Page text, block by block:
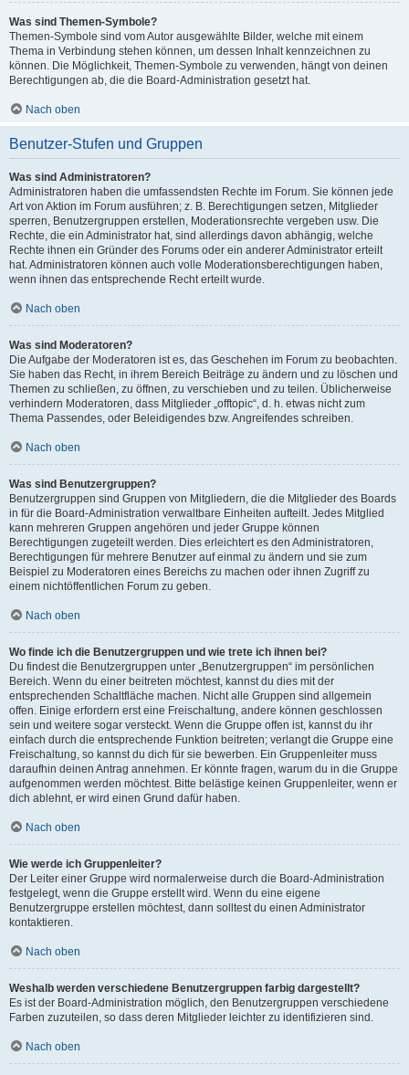
Was sind Themen-Symbole?
Themen-Symbole sind vom Autor ausgewählte Bilder, welche mit einem
Thema in Verbindung stehen können, um dessen Inhalt kennzeichnen zu
können. Die Möglichkeit, Themen-Symbole zu verwenden, hängt von deinen
Berechtigungen ab, die die Board-Administration gesetzt hat.
Nach oben
Benutzer-Stufen und Gruppen
Was sind Administratoren?
Administratoren haben die umfassendsten Rechte im Forum. Sie können jede
Art von Aktion im Forum ausführen; z. B. Berechtigungen setzen, Mitglieder
sperren, Benutzergruppen erstellen, Moderationsrechte vergeben usw. Die
Rechte, die ein Administrator hat, sind allerdings davon abhängig, welche
Rechte ihnen ein Gründer des Forums oder ein anderer Administrator erteilt
hat. Administratoren können auch volle Moderationsberechtigungen haben,
wenn ihnen das entsprechende Recht erteilt wurde.
Nach oben
Was sind Moderatoren?
Die Aufgabe der Moderatoren ist es, das Geschehen im Forum zu beobachten.
Sie haben das Recht, in ihrem Bereich Beiträge zu ändern und zu löschen und
Themen zu schließen, zu öffnen, zu verschieben und zu teilen. Üblicherweise
verhindern Moderatoren, dass Mitglieder „offtopic“, d. h. etwas nicht zum
Thema Passendes, oder Beleidigendes bzw. Angreifendes schreiben.
Nach oben
Was sind Benutzergruppen?
Benutzergruppen sind Gruppen von Mitgliedern, die die Mitglieder des Boards
in für die Board-Administration verwaltbare Einheiten aufteilt. Jedes Mitglied
kann mehreren Gruppen angehören und jeder Gruppe können
Berechtigungen zugeteilt werden. Dies erleichtert es den Administratoren,
Berechtigungen für mehrere Benutzer auf einmal zu ändern und sie zum
Beispiel zu Moderatoren eines Bereichs zu machen oder ihnen Zugriff zu
einem nichtöffentlichen Forum zu geben.
Nach oben
Wo finde ich die Benutzergruppen und wie trete ich ihnen bei?
Du findest die Benutzergruppen unter „Benutzergruppen“ im persönlichen
Bereich. Wenn du einer beitreten möchtest, kannst du dies mit der
entsprechenden Schaltfläche machen. Nicht alle Gruppen sind allgemein
offen. Einige erfordern erst eine Freischaltung, andere können geschlossen
sein und weitere sogar versteckt. Wenn die Gruppe offen ist, kannst du ihr
einfach durch die entsprechende Funktion beitreten; verlangt die Gruppe eine
Freischaltung, so kannst du dich für sie bewerben. Ein Gruppenleiter muss
daraufhin deinen Antrag annehmen. Er könnte fragen, warum du in die Gruppe
aufgenommen werden möchtest. Bitte belästige keinen Gruppenleiter, wenn er
dich ablehnt, er wird einen Grund dafür haben.
Nach oben
Wie werde ich Gruppenleiter?
Der Leiter einer Gruppe wird normalerweise durch die Board-Administration
festgelegt, wenn die Gruppe erstellt wird. Wenn du eine eigene
Benutzergruppe erstellen möchtest, dann solltest du einen Administrator
kontaktieren.
Nach oben
Weshalb werden verschiedene Benutzergruppen farbig dargestellt?
Es ist der Board-Administration möglich, den Benutzergruppen verschiedene
Farben zuzuteilen, so dass deren Mitglieder leichter zu identifizieren sind.
Nach oben